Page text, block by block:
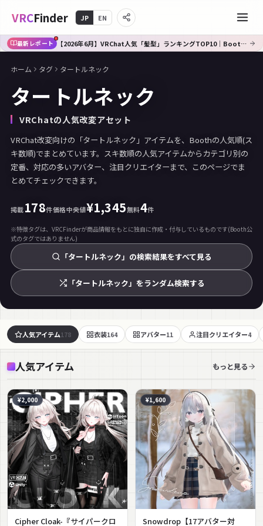
VRCFinder JP EN
最新レポート 【2026年6月】VRChat人気「髪型」ランキングTOP10｜Booth傾向分析
ホーム タグ タートルネック
タートルネック
VRChatの人気改変アセット
VRChat改変向けの「タートルネック」アイテムを、Boothの人気順(ス
キ数順)でまとめています。スキ数順の人気アイテムからカテゴリ別の
定番、対応の多いアバター、注目クリエイターまで、このページでま
とめてチェックできます。
掲載178件価格中央値¥1,345無料4件
※特徴タグは、VRCFinderが商品情報をもとに独自に作成・付与しているものです(Booth公
式のタグではありません)
「タートルネック」の検索結果をすべて見る
「タートルネック」をランダム検索する
人気アイテム 178 衣装164 アバター11 注目クリエイター4
人気アイテム もっと見る
¥2,000
Cipher Cloak-『サイパークロ
¥1,600
Snowdrop【17アバター対